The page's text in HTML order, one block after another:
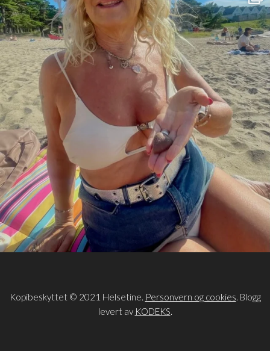
Kopibeskyttet © 2021 Helsetine. Personvern og cookies. Blogg
levert av KODEKS.